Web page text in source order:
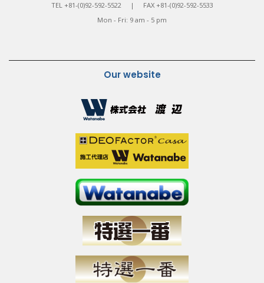
TEL +81-(0)92-592-5522 | FAX +81-(0)92-592-5533
Mon - Fri: 9 am - 5 pm
Our website